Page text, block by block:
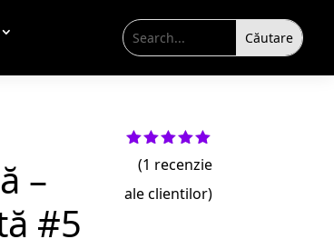
–
#5
Evaluat la
5.00 din 5
pe baza
unei
(1 recenzie
ale clientilor)